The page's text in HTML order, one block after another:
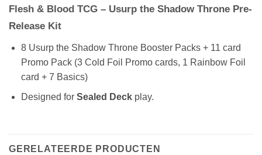
Flesh & Blood TCG – Usurp the Shadow Throne Pre-
Release Kit
8 Usurp the Shadow Throne Booster Packs + 11 card
Promo Pack (3 Cold Foil Promo cards, 1 Rainbow Foil
card + 7 Basics)
Designed for Sealed Deckplay.
GERELATEERDE PRODUCTEN